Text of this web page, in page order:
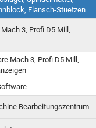
Flansch-Stuetzen
3, Profi D5 Mill,
Mach 3, Profi D5 Mill,
Bearbeitungszentrum